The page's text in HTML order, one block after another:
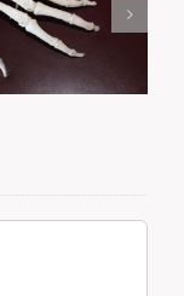
Saunování
ku zdraví